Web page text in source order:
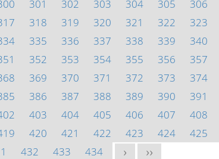
301 302 303 304 305 306
318 319 320 321 322 323
335 336 337 338 339 340
352 353 354 355 356 357
369 370 371 372 373 374
386 387 388 389 390 391
403 404 405 406 407 408
420 421 422 423 424 425
432 433 434 > >>